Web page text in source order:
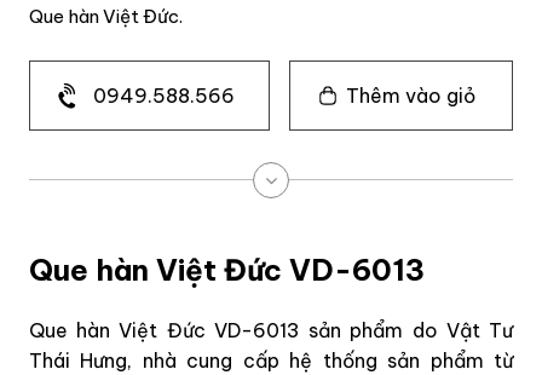
Que hàn Việt Đức.
0949.588.566 Thêm vào giỏ
Que hàn Việt Đức VD-6013
Que hàn Việt Đức VD-6013 sản phẩm do Vật Tư
Thái Hưng, nhà cung cấp hệ thống sản phẩm từ